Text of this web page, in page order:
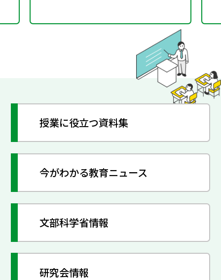
授業に役立つ資料集
今がわかる教育ニュース
文部科学省情報
研究会情報